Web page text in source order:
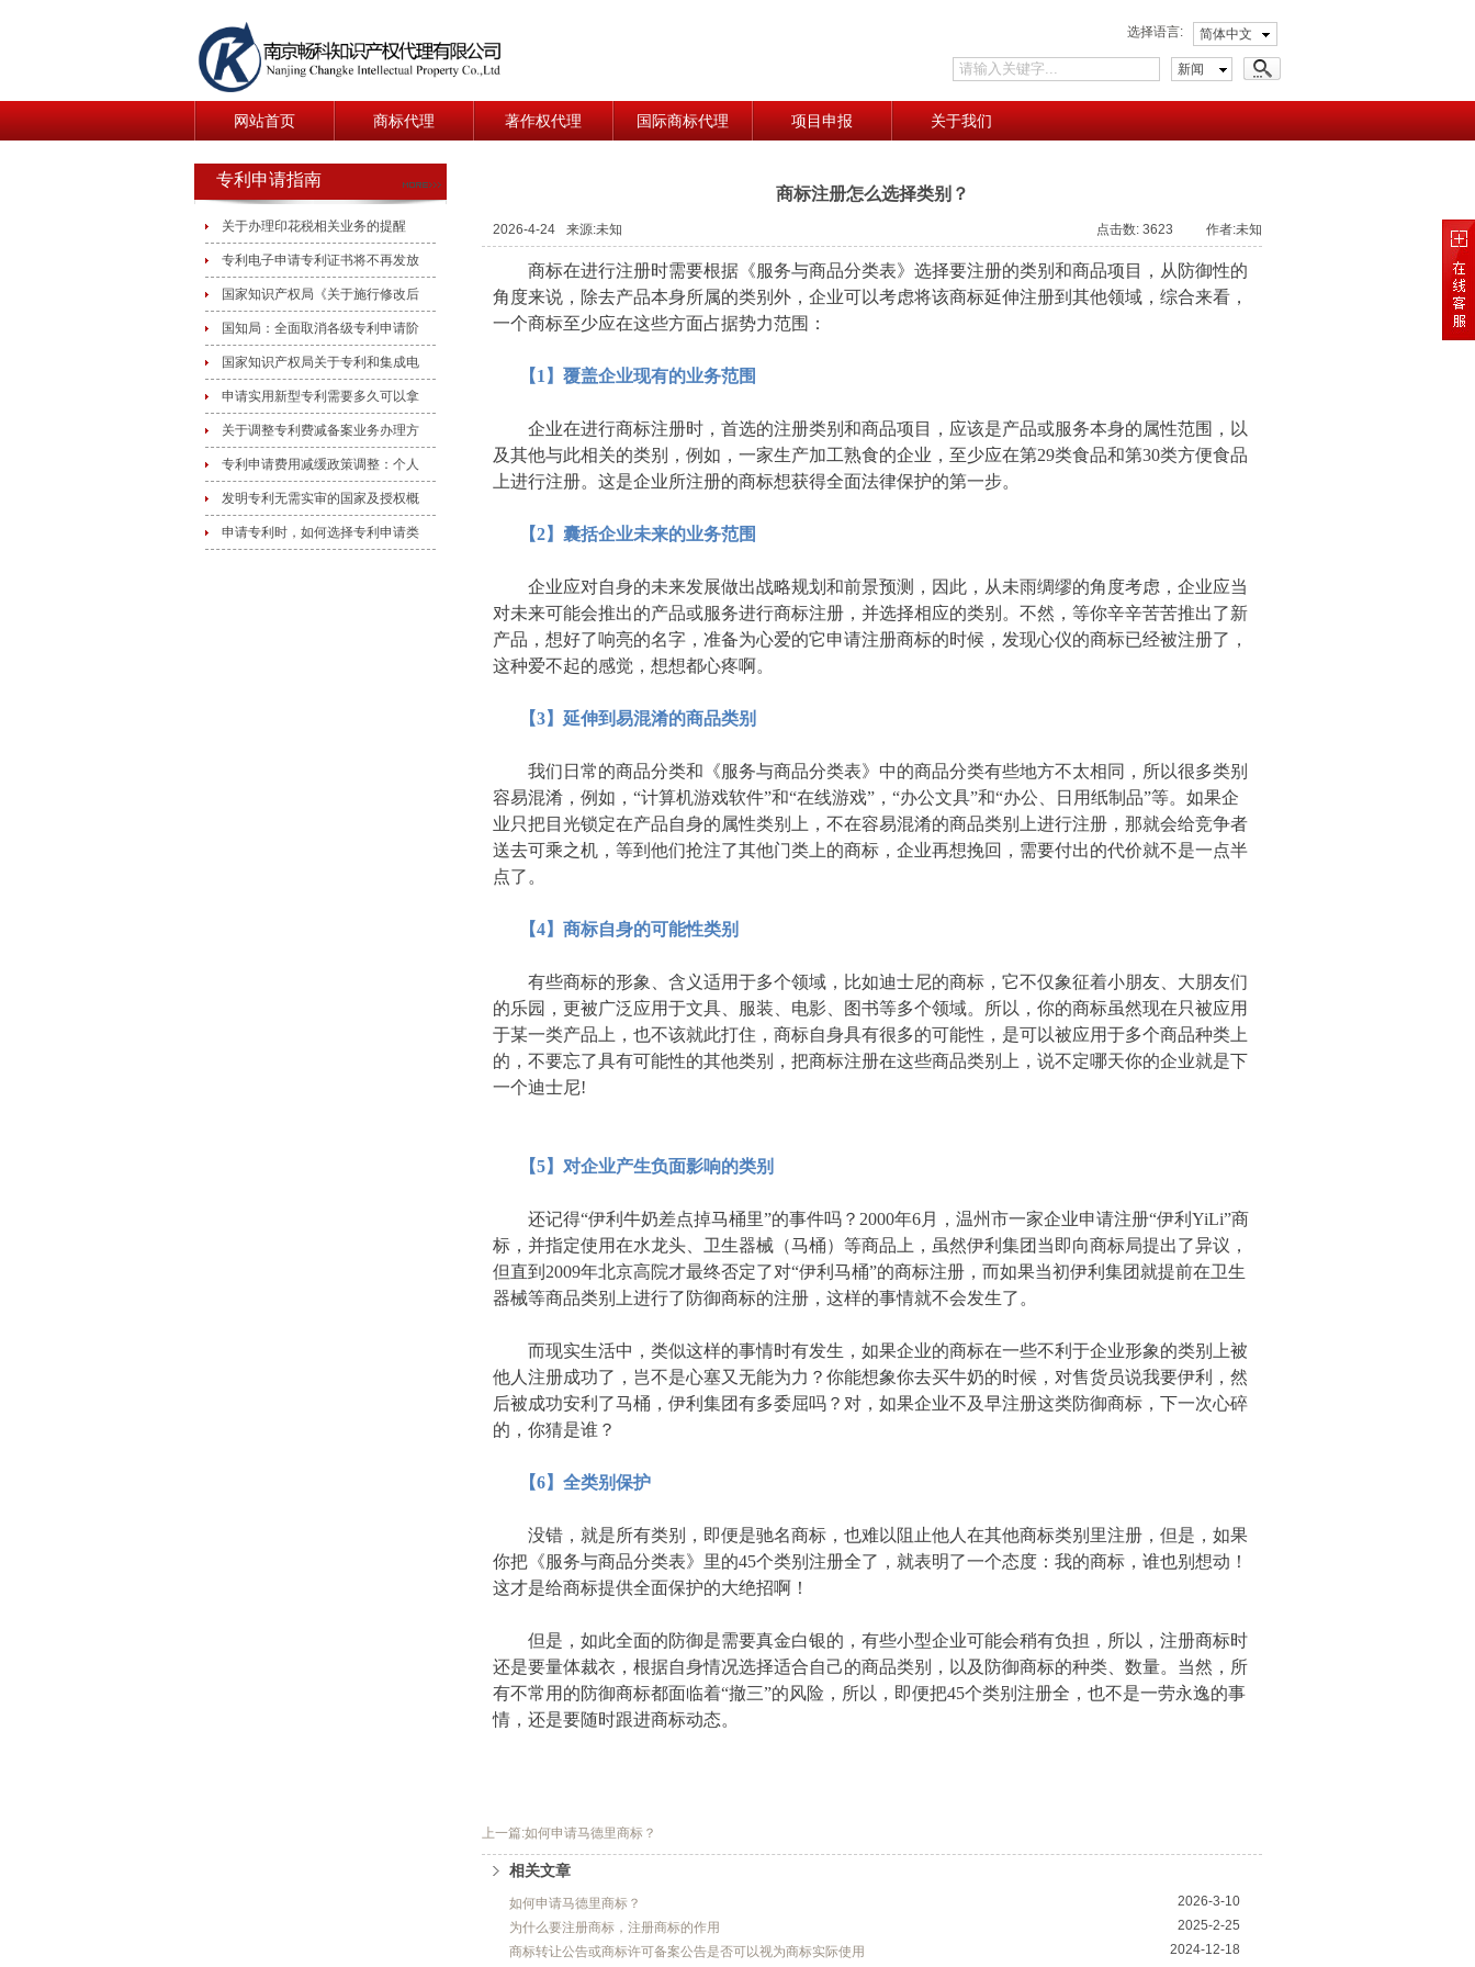
选择语言: 简体中文
新闻
网站首页 商标代理 著作权代理 国际商标代理 项目申报 关于我们
专利申请指南
关于办理印花税相关业务的提醒
专利电子申请专利证书将不再发放
国家知识产权局《关于施行修改后
国知局：全面取消各级专利申请阶
国家知识产权局关于专利和集成电
申请实用新型专利需要多久可以拿
关于调整专利费减备案业务办理方
专利申请费用减缓政策调整：个人
发明专利无需实审的国家及授权概
申请专利时，如何选择专利申请类
商标注册怎么选择类别？
2026-4-24 来源:未知 点击数: 3623 作者:未知
商标在进行注册时需要根据《服务与商品分类表》选择要注册的类别和商品项目，从防御性的
角度来说，除去产品本身所属的类别外，企业可以考虑将该商标延伸注册到其他领域，综合来看，
一个商标至少应在这些方面占据势力范围：
【1】覆盖企业现有的业务范围
企业在进行商标注册时，首选的注册类别和商品项目，应该是产品或服务本身的属性范围，以
及其他与此相关的类别，例如，一家生产加工熟食的企业，至少应在第29类食品和第30类方便食品
上进行注册。这是企业所注册的商标想获得全面法律保护的第一步。
【2】囊括企业未来的业务范围
企业应对自身的未来发展做出战略规划和前景预测，因此，从未雨绸缪的角度考虑，企业应当
对未来可能会推出的产品或服务进行商标注册，并选择相应的类别。不然，等你辛辛苦苦推出了新
产品，想好了响亮的名字，准备为心爱的它申请注册商标的时候，发现心仪的商标已经被注册了，
这种爱不起的感觉，想想都心疼啊。
【3】延伸到易混淆的商品类别
我们日常的商品分类和《服务与商品分类表》中的商品分类有些地方不太相同，所以很多类别
容易混淆，例如，“计算机游戏软件”和“在线游戏”，“办公文具”和“办公、日用纸制品”等。如果企
业只把目光锁定在产品自身的属性类别上，不在容易混淆的商品类别上进行注册，那就会给竞争者
送去可乘之机，等到他们抢注了其他门类上的商标，企业再想挽回，需要付出的代价就不是一点半
点了。
【4】商标自身的可能性类别
有些商标的形象、含义适用于多个领域，比如迪士尼的商标，它不仅象征着小朋友、大朋友们
的乐园，更被广泛应用于文具、服装、电影、图书等多个领域。所以，你的商标虽然现在只被应用
于某一类产品上，也不该就此打住，商标自身具有很多的可能性，是可以被应用于多个商品种类上
的，不要忘了具有可能性的其他类别，把商标注册在这些商品类别上，说不定哪天你的企业就是下
一个迪士尼!
【5】对企业产生负面影响的类别
还记得“伊利牛奶差点掉马桶里”的事件吗？2000年6月，温州市一家企业申请注册“伊利YiLi”商
标，并指定使用在水龙头、卫生器械（马桶）等商品上，虽然伊利集团当即向商标局提出了异议，
但直到2009年北京高院才最终否定了对“伊利马桶”的商标注册，而如果当初伊利集团就提前在卫生
器械等商品类别上进行了防御商标的注册，这样的事情就不会发生了。
而现实生活中，类似这样的事情时有发生，如果企业的商标在一些不利于企业形象的类别上被
他人注册成功了，岂不是心塞又无能为力？你能想象你去买牛奶的时候，对售货员说我要伊利，然
后被成功安利了马桶，伊利集团有多委屈吗？对，如果企业不及早注册这类防御商标，下一次心碎
的，你猜是谁？
【6】全类别保护
没错，就是所有类别，即便是驰名商标，也难以阻止他人在其他商标类别里注册，但是，如果
你把《服务与商品分类表》里的45个类别注册全了，就表明了一个态度：我的商标，谁也别想动！
这才是给商标提供全面保护的大绝招啊！
但是，如此全面的防御是需要真金白银的，有些小型企业可能会稍有负担，所以，注册商标时
还是要量体裁衣，根据自身情况选择适合自己的商品类别，以及防御商标的种类、数量。当然，所
有不常用的防御商标都面临着“撤三”的风险，所以，即便把45个类别注册全，也不是一劳永逸的事
情，还是要随时跟进商标动态。
上一篇:如何申请马德里商标？
相关文章
如何申请马德里商标？
2026-3-10
为什么要注册商标，注册商标的作用
2025-2-25
商标转让公告或商标许可备案公告是否可以视为商标实际使用
2024-12-18